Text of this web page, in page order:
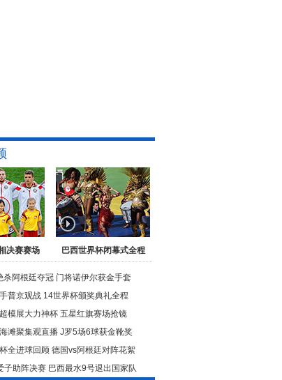
决赛赛场 巴西世界杯闭幕式全程
杀阿根廷夺冠 门将诺伊尔获金手套
普京观战 14世界杯颁奖典礼全程
模展大力神杯 五星红旗赛场抢镜
滩聚集观直播 J罗5场6球获金靴奖
全进球回顾 德国vs阿根廷对阵花絮
子助阵决赛 巴西最水9号退出国家队